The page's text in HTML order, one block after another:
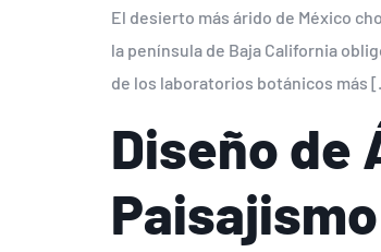
El desierto más árido de México
la península de Baja California
de los laboratorios botánicos más
Diseño de